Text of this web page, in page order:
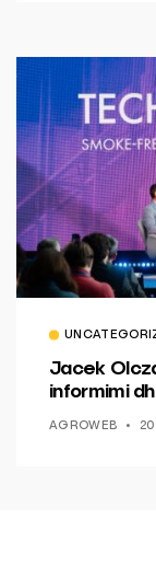
Jacek
informimi
AGROWEB